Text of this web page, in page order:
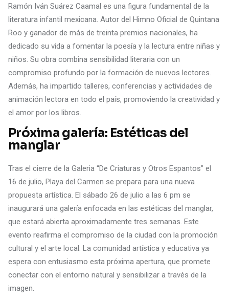
Ramón Iván Suárez Caamal es una figura fundamental de la
literatura infantil mexicana. Autor del Himno Oficial de Quintana
Roo y ganador de más de treinta premios nacionales, ha
dedicado su vida a fomentar la poesía y la lectura entre niñas y
niños. Su obra combina sensibilidad literaria con un
compromiso profundo por la formación de nuevos lectores.
Además, ha impartido talleres, conferencias y actividades de
animación lectora en todo el país, promoviendo la creatividad y
el amor por los libros.
Próxima galería: Estéticas del
manglar
Tras el cierre de la Galeria “De Criaturas y Otros Espantos” el
16 de julio, Playa del Carmen se prepara para una nueva
propuesta artística. El sábado 26 de julio a las 6 pm se
inaugurará una galería enfocada en las estéticas del manglar,
que estará abierta aproximadamente tres semanas. Este
evento reafirma el compromiso de la ciudad con la promoción
cultural y el arte local. La comunidad artística y educativa ya
espera con entusiasmo esta próxima apertura, que promete
conectar con el entorno natural y sensibilizar a través de la
imagen.